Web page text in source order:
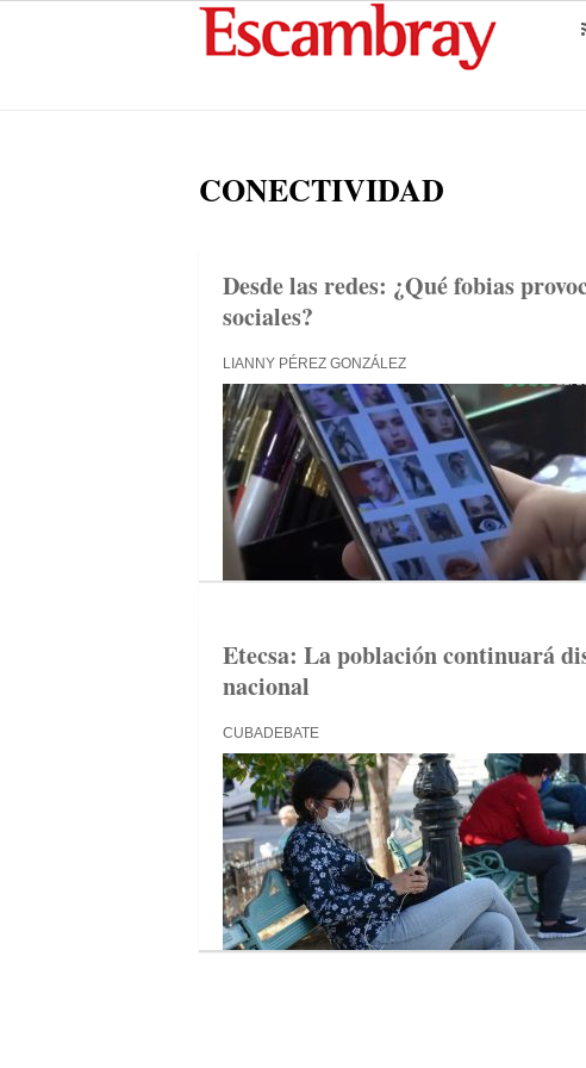
CONECTIVIDAD
Desde las redes: ¿Qué fobias
sociales?
LIANNY PÉREZ GONZÁLEZ
Etecsa: La población continuará
nacional
CUBADEBATE